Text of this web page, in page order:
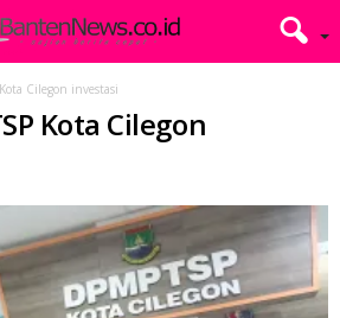
Cilegon investasi
Kota Cilegon